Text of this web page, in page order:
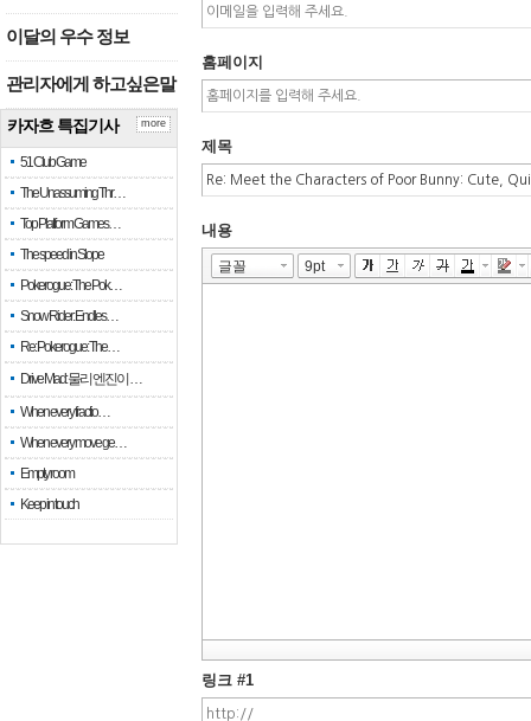
이달의 우수 정보
관리자에게 하고싶은말
카자흐 특집기사
51 Club Game
The Unassuming Thr…
Top Platform Games…
The speed in Slope
Pokerogue: The Pok…
Snow Rider: Endles…
Re: Pokerogue: The…
Drive Mad: 물리 엔진이 …
When every fractio…
When every move ge…
Empty room
Keep in touch
more
홈페이지
제목
내용
링크 #1